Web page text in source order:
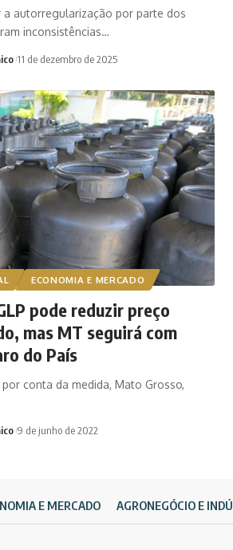
a autorregularização por parte dos
inconsistências…
11 de dezembro de 2025
ECONOMIA E MERCADO
pode reduzir preço
mas MT seguirá com
do País
conta da medida, Mato Grosso,
9 de junho de 2022
E MERCADO AGRONEGÓCIO E